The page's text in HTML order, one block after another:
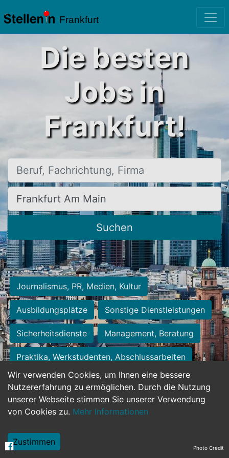
Frankfurt
Wir verwenden Cookies, um Ihnen eine bessere
Nutzererfahrung zu ermöglichen. Durch die Nutzung
unserer Webseite stimmen Sie unserer Verwendung
von Cookies zu. Mehr Informationen
Zustimmen
Die besten
Jobs in
Frankfurt!
Beruf, Fachrichtung, Firma
Ort, Stadt
Suchen
Journalismus, PR, Medien, Kultur
Ausbildungsplätze Sonstige Dienstleistungen
Sicherheitsdienste Management, Beratung
Praktika, Werkstudenten, Abschlussarbeiten
Personalwesen Assistenz, Sekretariat
Hilfskräfte, Aushilfs- und Nebenjobs
Weiterbildung, Studium, duale Ausbildung Photo Credit